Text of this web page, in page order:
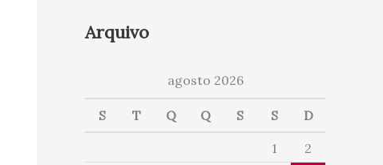
Arquivo
agosto 2026
S T Q Q S S D
1
2